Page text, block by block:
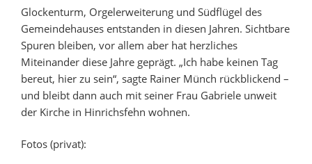
Glockenturm, Orgelerweiterung und Südflügel des
Gemeindehauses entstanden in diesen Jahren. Sichtbare
Spuren bleiben, vor allem aber hat herzliches
Miteinander diese Jahre geprägt. „Ich habe keinen Tag
bereut, hier zu sein“, sagte Rainer Münch rückblickend –
und bleibt dann auch mit seiner Frau Gabriele unweit
der Kirche in Hinrichsfehn wohnen.
Fotos (privat):